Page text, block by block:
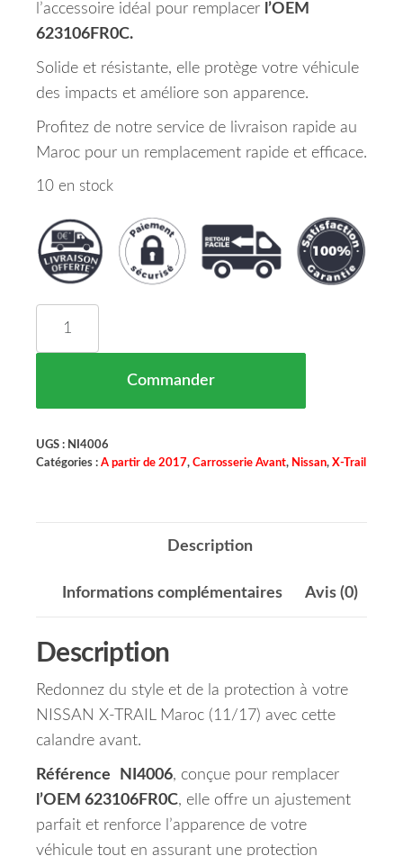
l’accessoire idéal pour remplacer l’OEM
623106FR0C.
Solide et résistante, elle protège votre véhicule
des impacts et améliore son apparence.
Profitez de notre service de livraison rapide au
Maroc pour un remplacement rapide et efficace.
10 en stock
Commander
UGS : NI4006
Catégories : A partir de 2017, Carrosserie Avant, Nissan, X-Trail
Description
Informations complémentaires Avis (0)
Description
Redonnez du style et de la protection à votre
NISSAN X-TRAIL Maroc (11/17) avec cette
calandre avant.
Référence NI4006, conçue pour remplacer
l’OEM 623106FR0C, elle offre un ajustement
parfait et renforce l’apparence de votre
véhicule tout en assurant une protection